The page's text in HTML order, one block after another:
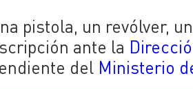
pistola, un revólver,
ante la
del Ministerio